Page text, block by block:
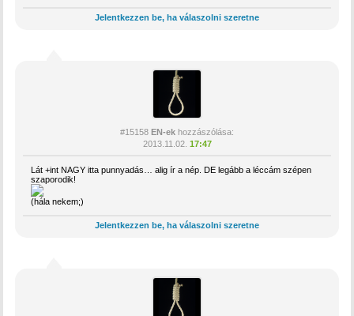
Jelentkezzen be, ha válaszolni szeretne
#15158 EN-ek hozzászólása:
2013.11.02. 17:47
Lát +int NAGY itta punnyadás… alig ír a nép. DE legább a léccám szépen
szaporodik!
(hála nekem;)
Jelentkezzen be, ha válaszolni szeretne